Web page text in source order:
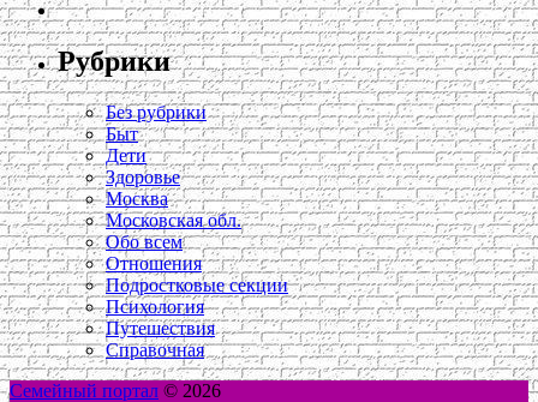
Рубрики
Без рубрики
Быт
Дети
Здоровье
Москва
Московская обл.
Обо всем
Отношения
Подростковые секции
Психология
Путешествия
Справочная
Семейный портал © 2026